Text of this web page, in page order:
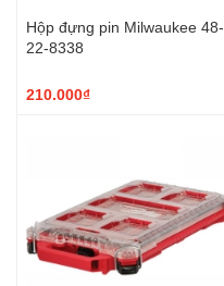
Hộp đựng pin Milwaukee 48-
22-8338
210.000₫